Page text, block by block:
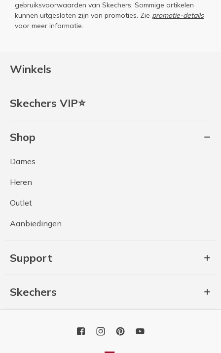
Winkels
Skechers VIP⭐
Shop
Dames
Heren
Outlet
Aanbiedingen
Support
Skechers
gebruiksvoorwaarden van Skechers. Sommige artikelen
kunnen uitgesloten zijn van promoties. Zie promotie-details
voor meer informatie.